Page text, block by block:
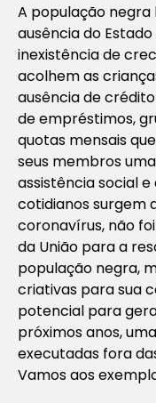
A população
ausência do
inexistência de
acolhem as
ausência de
de empréstimos,
quotas mensais
seus membros
assistência social
cotidianos surgem
coronavírus, não
da União para a
população negra,
criativas para sua
potencial para
próximos anos,
executadas fora
Vamos aos